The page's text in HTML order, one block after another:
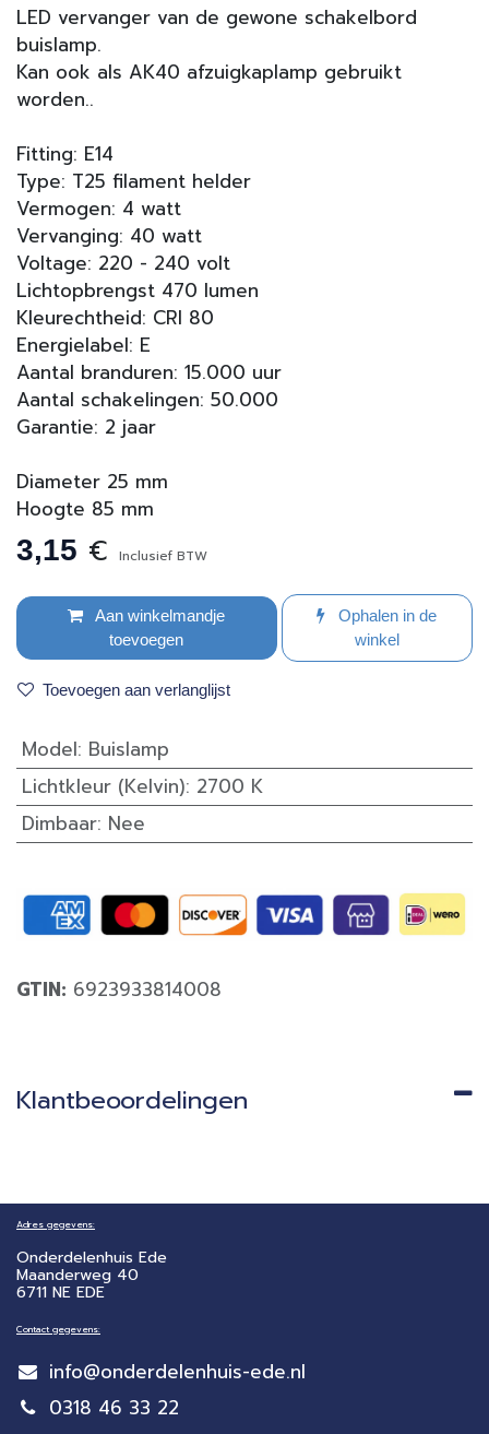
LED vervanger van de gewone schakelbord
buislamp.
Kan ook als AK40 afzuigkaplamp gebruikt
worden..
Fitting: E14
Type: T25 filament helder
Vermogen: 4 watt
Vervanging: 40 watt
Voltage: 220 - 240 volt
Lichtopbrengst 470 lumen
Kleurechtheid: CRI 80
Energielabel: E
Aantal branduren: 15.000 uur
Aantal schakelingen: 50.000
Garantie: 2 jaar
Diameter 25 mm
Hoogte 85 mm
3,15 € Inclusief BTW
Aan winkelmandje
toevoegen
Ophalen in de
winkel
Toevoegen aan verlanglijst
Model: Buislamp
Lichtkleur (Kelvin): 2700 K
Dimbaar: Nee
GTIN: 6923933814008
Klantbeoordelingen
Adres gegevens:
Onderdelenhuis Ede
Maanderweg 40
6711 NE EDE
Contact gegevens:
info@onderdelenhuis-ede.nl
0318 46 33 22